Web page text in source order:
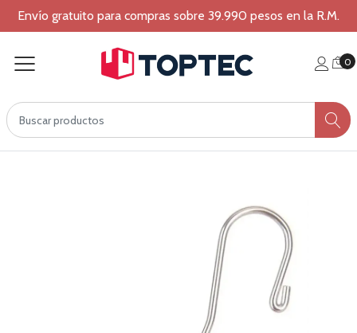
Envío gratuito para compras sobre 39.990 pesos en la R.M.
0